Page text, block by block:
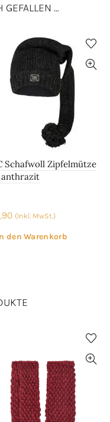
GEFALLEN …
Schafwoll Zipfelmütze
anthrazit
(Inkl. MwSt.)
den Warenkorb